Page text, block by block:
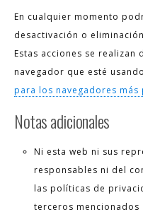
En cualquier momento
desactivación o
Estas acciones se
navegador que esté
para los navegadores más
Notas adicionales
Ni esta web ni sus
responsables ni del
las políticas de
terceros